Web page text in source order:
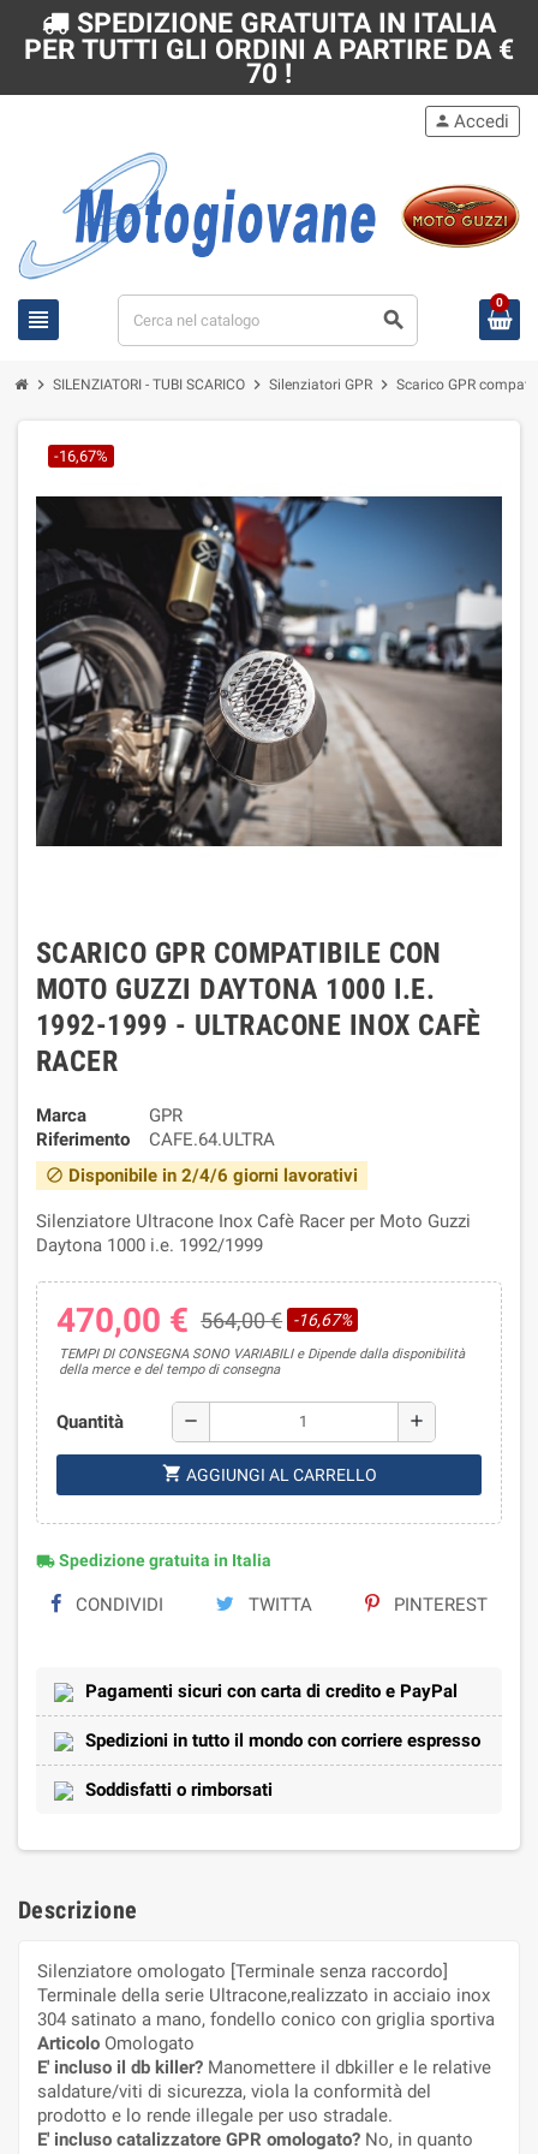
SPEDIZIONE GRATUITA IN ITALIA
PER TUTTI GLI ORDINI A PARTIRE DA €
70 !
view_headline search
person Accedi
0
chevron_right SILENZIATORI - TUBI SCARICO chevron_right Silenziatori GPR chevron_right Scarico GPR
-16,67%
SCARICO GPR COMPATIBILE CON
MOTO GUZZI DAYTONA 1000 I.E.
1992-1999 - ULTRACONE INOX CAFÈ
RACER
Marca
GPR
Riferimento
CAFE.64.ULTRA
block Disponibile in 2/4/6 giorni lavorativi
Silenziatore Ultracone Inox Cafè Racer per Moto Guzzi
Daytona 1000 i.e. 1992/1999
470,00 € 564,00 € -16,67%
TEMPI DI CONSEGNA SONO VARIABILI e Dipende dalla disponibilità
della merce e del tempo di consegna
Quantità remove add
shopping_cart AGGIUNGI AL CARRELLO
local_shippingSpedizione gratuita in Italia
CONDIVIDI TWITTA PINTEREST
Pagamenti sicuri con carta di credito e PayPal
Spedizioni in tutto il mondo con corriere espresso
Soddisfatti o rimborsati
Descrizione
Silenziatore omologato [Terminale senza raccordo]
Terminale della serie Ultracone,realizzato in acciaio inox
304 satinato a mano, fondello conico con griglia sportiva
Articolo Omologato
E' incluso il db killer? Manomettere il dbkiller e le relative
saldature/viti di sicurezza, viola la conformità del
prodotto e lo rende illegale per uso stradale.
E' incluso catalizzatore GPR omologato? No, in quanto